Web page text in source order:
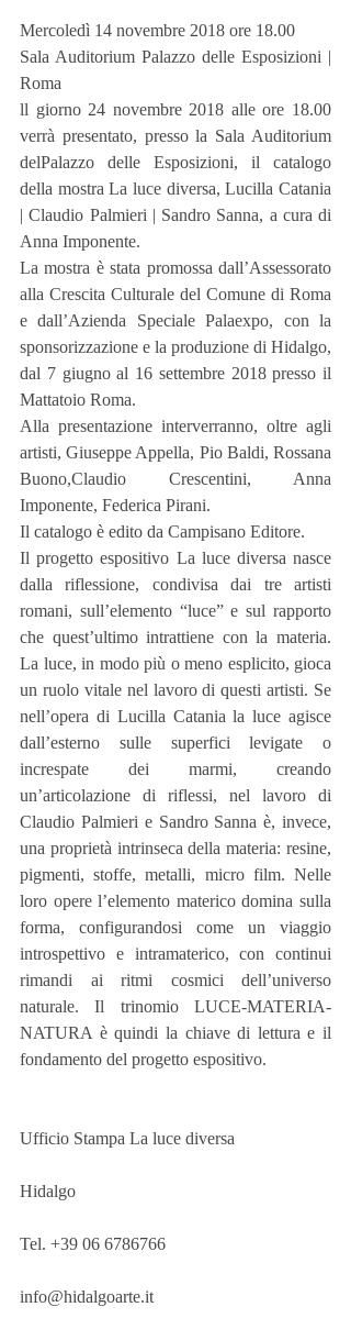
Mercoledì 14 novembre 2018 ore 18.00
Sala Auditorium Palazzo delle Esposizioni |
Roma
ll giorno 24 novembre 2018 alle ore 18.00
verrà presentato, presso la Sala Auditorium
delPalazzo delle Esposizioni, il catalogo
della mostra La luce diversa, Lucilla Catania
| Claudio Palmieri | Sandro Sanna, a cura di
Anna Imponente.
La mostra è stata promossa dall’Assessorato
alla Crescita Culturale del Comune di Roma
e dall’Azienda Speciale Palaexpo, con la
sponsorizzazione e la produzione di Hidalgo,
dal 7 giugno al 16 settembre 2018 presso il
Mattatoio Roma.
Alla presentazione interverranno, oltre agli
artisti, Giuseppe Appella, Pio Baldi, Rossana
Buono,Claudio Crescentini, Anna
Imponente, Federica Pirani.
Il catalogo è edito da Campisano Editore.
Il progetto espositivo La luce diversa nasce
dalla riflessione, condivisa dai tre artisti
romani, sull’elemento “luce” e sul rapporto
che quest’ultimo intrattiene con la materia.
La luce, in modo più o meno esplicito, gioca
un ruolo vitale nel lavoro di questi artisti. Se
nell’opera di Lucilla Catania la luce agisce
dall’esterno sulle superfici levigate o
increspate dei marmi, creando
un’articolazione di riflessi, nel lavoro di
Claudio Palmieri e Sandro Sanna è, invece,
una proprietà intrinseca della materia: resine,
pigmenti, stoffe, metalli, micro film. Nelle
loro opere l’elemento materico domina sulla
forma, configurandosi come un viaggio
introspettivo e intramaterico, con continui
rimandi ai ritmi cosmici dell’universo
naturale. Il trinomio LUCE-MATERIA-
NATURA è quindi la chiave di lettura e il
fondamento del progetto espositivo.
Ufficio Stampa La luce diversa
Hidalgo
Tel. +39 06 6786766
info@hidalgoarte.it